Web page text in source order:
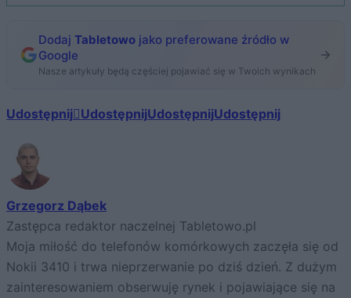
Dodaj Tabletowo jako preferowane źródło w
Google
Nasze artykuły będą częściej pojawiać się w Twoich wynikach
Udostępnij UdostępnijUdostępnijUdostępnij
Grzegorz Dąbek
Zastępca redaktor naczelnej Tabletowo.pl
Moja miłość do telefonów komórkowych zaczęła się od
Nokii 3410 i trwa nieprzerwanie po dziś dzień. Z dużym
zainteresowaniem obserwuję rynek i pojawiające się na